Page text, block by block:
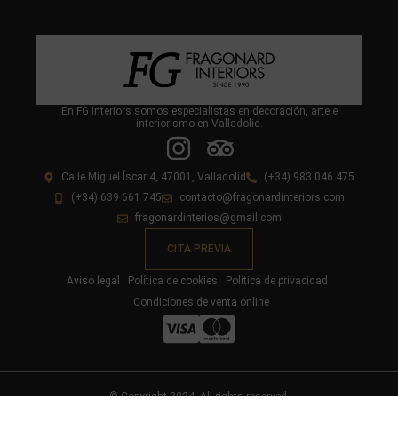
En FG Interiors somos especialistas en decoración, arte e
interiorismo en Valladolid.
Calle Miguel Íscar 4, 47001, Valladolid
(+34) 983 046 475
(+34) 639 661 745
contacto@fragonardinteriors.com
fragonardinterios@gmail.com
CITA PREVIA
Aviso legal Política de cookies
Política de privacidad
Condiciones de venta online
© Copyright 2024. All rights reserved.